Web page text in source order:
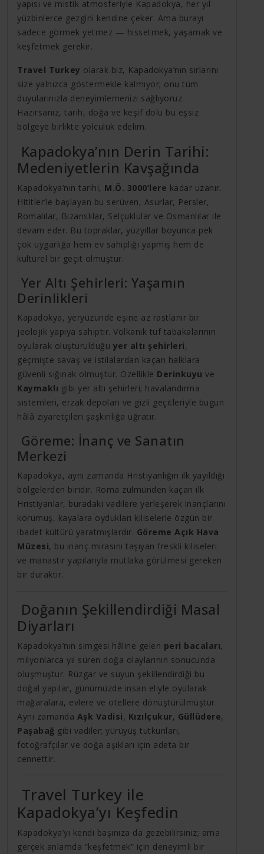
yapısı ve mistik atmosferiyle Kapadokya, her yıl
yüzbinlerce gezgini kendine çeker. Ama burayı
sadece görmek yetmez — hissetmek, yaşamak ve
keşfetmek gerekir.
Travel Turkey olarak biz, Kapadokya’nın sırlarını
size yalnızca göstermekle kalmıyor; onu tüm
duyularınızla deneyimlemenizi sağlıyoruz.
Hazırsanız, tarih, doğa ve keşif dolu bu eşsiz
bölgeye birlikte yolculuk edelim.
Kapadokya’nın Derin Tarihi:
Medeniyetlerin Kavşağında
Kapadokya’nın tarihi, M.Ö. 3000’lere kadar uzanır.
Hititler’le başlayan bu serüven, Asurlar, Persler,
Romalılar, Bizanslılar, Selçuklular ve Osmanlılar ile
devam eder. Bu topraklar, yüzyıllar boyunca pek
çok uygarlığa hem ev sahipliği yapmış hem de
kültürel bir geçit olmuştur.
Yer Altı Şehirleri: Yaşamın
Derinlikleri
Kapadokya, yeryüzünde eşine az rastlanır bir
jeolojik yapıya sahiptir. Volkanik tüf tabakalarının
oyularak oluşturulduğu yer altı şehirleri,
geçmişte savaş ve istilalardan kaçan halklara
güvenli sığınak olmuştur. Özellikle Derinkuyu ve
Kaymaklı gibi yer altı şehirleri; havalandırma
sistemleri, erzak depoları ve gizli geçitleriyle bugün
hâlâ ziyaretçileri şaşkınlığa uğratır.
Göreme: İnanç ve Sanatın
Merkezi
Kapadokya, aynı zamanda Hristiyanlığın ilk yayıldığı
bölgelerden biridir. Roma zulmünden kaçan ilk
Hristiyanlar, buradaki vadilere yerleşerek inançlarını
korumuş, kayalara oydukları kiliselerle özgün bir
ibadet kültürü yaratmışlardır. Göreme Açık Hava
Müzesi, bu inanç mirasını taşıyan freskli kiliseleri
ve manastır yapılarıyla mutlaka görülmesi gereken
bir duraktır.
Doğanın Şekillendirdiği Masal
Diyarları
Kapadokya’nın simgesi hâline gelen peri bacaları,
milyonlarca yıl süren doğa olaylarının sonucunda
oluşmuştur. Rüzgar ve suyun şekillendirdiği bu
doğal yapılar, günümüzde insan eliyle oyularak
mağaralara, evlere ve otellere dönüştürülmüştür.
Aynı zamanda Aşk Vadisi, Kızılçukur, Güllüdere,
Paşabağ gibi vadiler; yürüyüş tutkunları,
fotoğrafçılar ve doğa aşıkları için adeta bir
cennettir.
Travel Turkey ile
Kapadokya’yı Keşfedin
Kapadokya’yı kendi başınıza da gezebilirsiniz; ama
gerçek anlamda “keşfetmek” için deneyimli bir